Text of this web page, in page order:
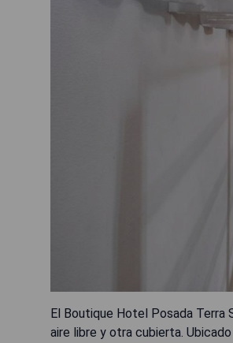
El Boutique Hotel Posada Terra
aire libre y otra cubierta.